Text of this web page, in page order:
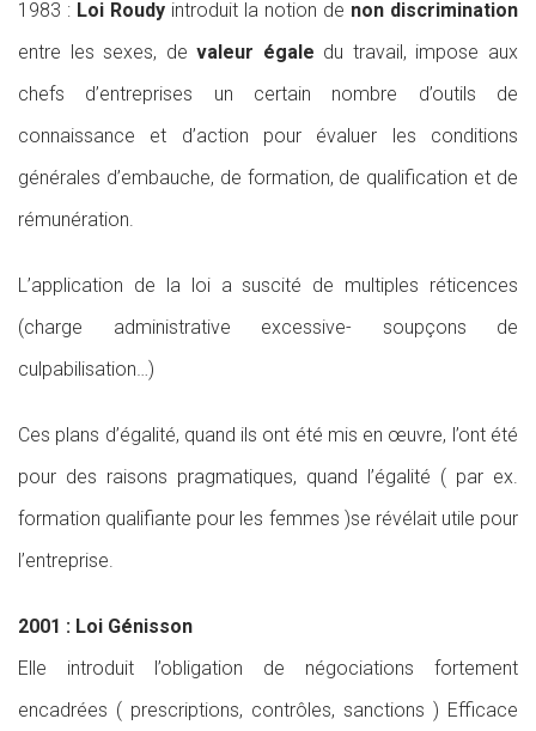
1983 : Loi Roudy introduit la notion de non discrimination
entre les sexes, devaleur égale du travail, impose aux
chefs d’entreprises un certain nombre d’outils de
connaissance et d’action pour évaluer les conditions
générales d’embauche, de formation, de qualification et de
rémunération.
L’application de la loi a suscité de multiples réticences
(charge administrative excessive- soupçons de
culpabilisation…)
Ces plans d’égalité, quand ils ont été mis en œuvre, l’ont été
pour des raisons pragmatiques, quand l’égalité ( par ex.
formation qualifiante pour les femmes )se révélait utile pour
l’entreprise.
2001 : Loi Génisson
Elle introduit l’obligation de négociations fortement
encadrées ( prescriptions, contrôles, sanctions ) Efficace